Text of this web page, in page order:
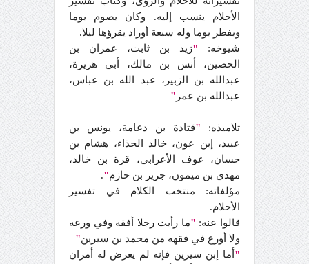
الأحلام ينسب إليه. وكان يصوم يوما
ويفطر يوما وله سبعة أوراد يقرؤها ليلا.
شيوخه: "زيد بن ثابت، عمران بن
الحصين، أنس بن مالك، أبي هريرة،
عبدالله بن الزبير، عبد الله بن عباس،
عبدالله بن عمر "
تلاميذه: "قتادة بن دعامة، يونس بن
عبيد، إبن عون، خالد الحذاء، هشام بن
حسان، عوف الأعرابي، قرة بن خالد،
مهدي بن ميمون، جرير بن حازم"
.
مؤلفاته: منتخب الكلام في تفسير
الأحلام.
قالوا عنه: "ما رأيت رجلا أفقه وفي ورعه
ولا أورع في فقهه من محمد بن سيرين"
" أما إبن سيرين فإنه لم يعرض له أمران